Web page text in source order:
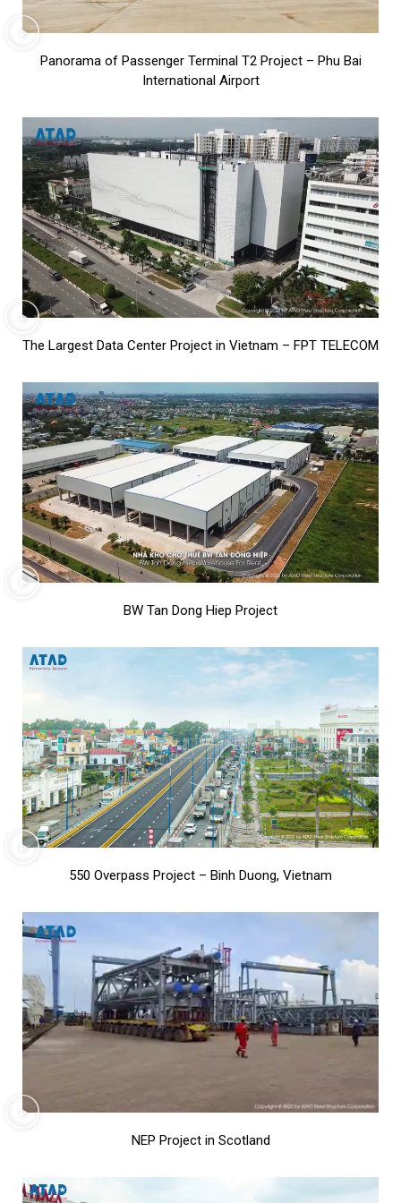
Panorama of Passenger Terminal T2 Project – Phu Bai
International Airport
The Largest Data Center Project in Vietnam – FPT TELECOM
BW Tan Dong Hiep Project
550 Overpass Project – Binh Duong, Vietnam
NEP Project in Scotland